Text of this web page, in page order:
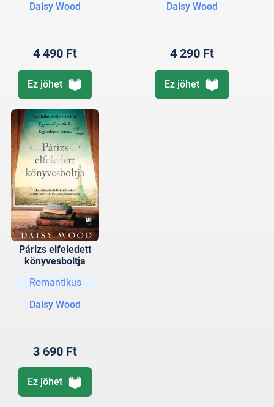
Daisy Wood
4 490 Ft
Ez jöhet
Daisy Wood
4 290 Ft
Ez jöhet
Párizs elfeledett
könyvesboltja
Romantikus
Daisy Wood
3 690 Ft
Ez jöhet